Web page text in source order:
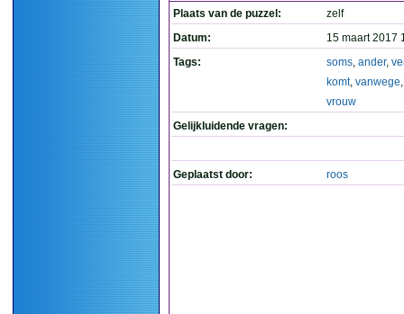
Plaats van de puzzel:
zelf
Datum:
15 maart 2017
Tags:
soms, ander,
komt, vanwege
vrouw
Gelijkluidende vragen:
Geplaatst door: roos